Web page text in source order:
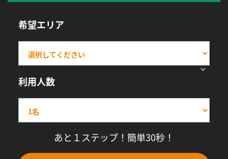
希望エリア
利用人数
あと１ステップ！簡単30秒！